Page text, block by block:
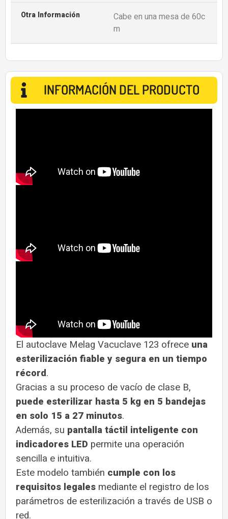
Otra Información
Cabe en una mesa de 60c
m
INFORMACIÓN DEL PRODUCTO
El autoclave Melag Vacuclave 123 ofrece una
esterilización fiable y segura en un tiempo
récord.
Gracias a su proceso de vacío de clase B,
puede esterilizar hasta 5 kg en 5 bandejas
en solo 15 a 27 minutos.
Además, su pantalla táctil inteligente con
indicadores LED permite una operación
sencilla e intuitiva.
Este modelo también cumple con los
requisitos legales mediante el registro de los
parámetros de esterilización a través de USB o
red.